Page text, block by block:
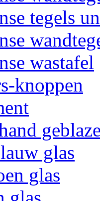
tegels
wastafel
knoppen
glas
glas